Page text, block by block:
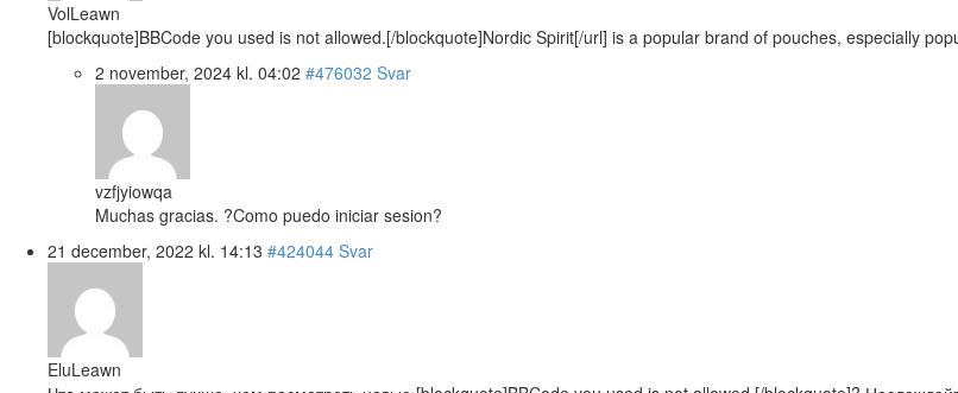
VolLeawn
[blockquote]BBCode you used is not allowed.[/blockquote]Nordic Spirit[/url] is a popular brand of pouches, especially
2 november, 2024 kl. 04:02 #476032 Svar
vzfjyiowqa
Muchas gracias. ?Como puedo iniciar sesion?
21 december, 2022 kl. 14:13 #424044 Svar
EluLeawn